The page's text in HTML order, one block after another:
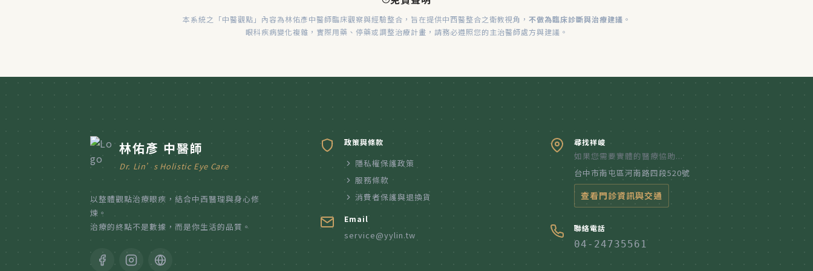
本系統之「中醫觀點」內容為林佑彥中醫師臨床觀察與經驗整合，旨在提供中西醫整合之衛教視角， 不做為臨床診斷與治療建議 。
眼科疾病變化複雜，實際用藥、停藥或調整治療計畫，請務必遵照您的主治醫師處方與建議。
林佑彥 中醫師
Dr. Lin’s Holistic Eye Care
以整體觀點治療眼疾，結合中西醫理與身心修
煉。
治療的終點不是數據，而是你生活的品質。
政策與條款
隱私權保護政策
服務條款
消費者保護與退換貨
Email
service@yylin.tw
尋找祥峻
如果您需要實體的醫療協助...
台中市南屯區河南路四段520號
查看門診資訊與交通
聯絡電話
04-24735561